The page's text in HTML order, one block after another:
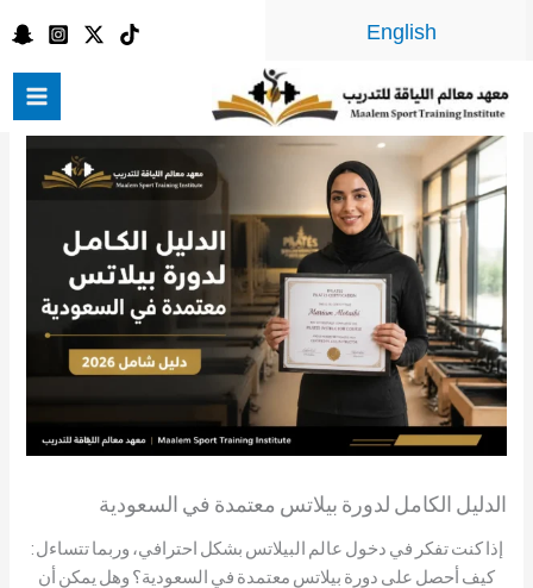
English
الدليل الكامل لدورة بيلاتس معتمدة في السعودية
إذا كنت تفكر في دخول عالم البيلاتس بشكل احترافي، وربما تتساءل:
كيف أحصل على دورة بيلاتس معتمدة في السعودية؟ وهل يمكن أن